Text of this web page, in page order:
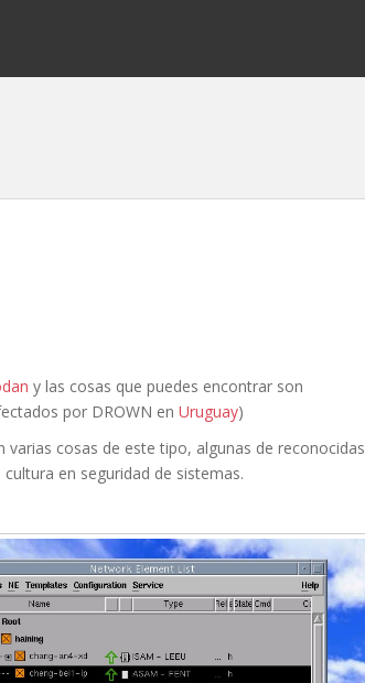
y las cosas que puedes encontrar son
por DROWN en Uruguay)
cosas de este tipo, algunas de reconocidas
en seguridad de sistemas.